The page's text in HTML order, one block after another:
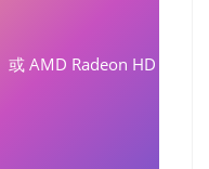
或 AMD Radeon HD